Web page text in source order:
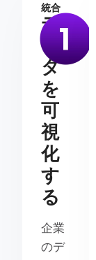
統合
デ
ー
タ
を
可
視
化
す
る
企業
のデ